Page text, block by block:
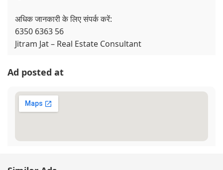
अधिक जानकारी के लिए संपर्क करें:
6350 6363 56
Jitram Jat – Real Estate Consultant
Ad posted at